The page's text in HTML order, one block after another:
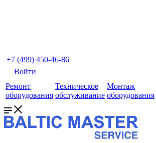
+7 (499) 450-46-86
Войти
Ремонт
оборудования
Техническое
обслуживание
Монтаж
оборудования